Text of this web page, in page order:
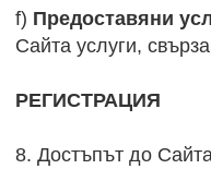
f) Предоставяни
Сайта услуги,
РЕГИСТРАЦИЯ
8. Достъпът до